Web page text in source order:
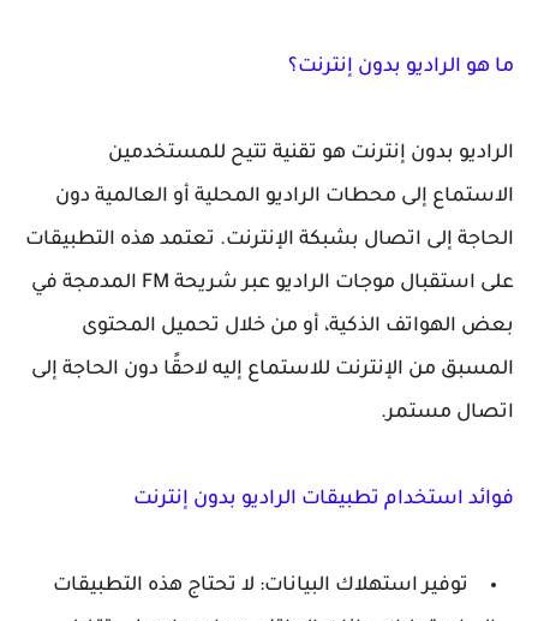
ما هو الراديو بدون إنترنت؟
الراديو بدون إنترنت هو تقنية تتيح للمستخدمين
الاستماع إلى محطات الراديو المحلية أو العالمية دون
الحاجة إلى اتصال بشبكة الإنترنت. تعتمد هذه التطبيقات
على استقبال موجات الراديو عبر شريحة FM المدمجة في
بعض الهواتف الذكية، أو من خلال تحميل المحتوى
المسبق من الإنترنت للاستماع إليه لاحقًا دون الحاجة إلى
اتصال مستمر.
فوائد استخدام تطبيقات الراديو بدون إنترنت
توفير استهلاك البيانات: لا تحتاج هذه التطبيقات